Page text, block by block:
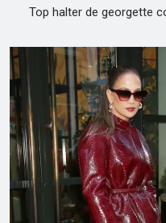
Top halter de georgette